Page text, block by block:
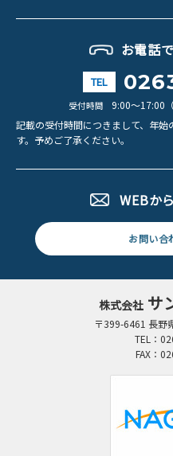
お電話
TEL
受付時間
9:00～17:00
記載の受付時間につきまして、年
す。 予めご了承ください。
WEBか
お問い合
株式会社 サ
〒399-6461 長野
TEL：
FAX：